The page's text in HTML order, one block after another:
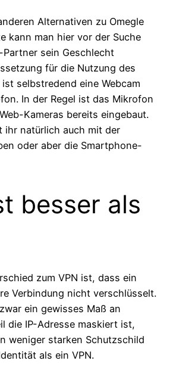
Alternativen zu Omegle
kann man hier vor der Suche
sein Geschlecht
für die Nutzung des
selbstredend eine Webcam
In der Regel ist das Mikrofon
Kameras bereits eingebaut.
ihr natürlich auch mit der
oder aber die Smartphone-
besser als
zum VPN ist, dass ein
Verbindung nicht verschlüsselt.
ein gewisses Maß an
die IP-Adresse maskiert ist,
weniger starken Schutzschild
als ein VPN.